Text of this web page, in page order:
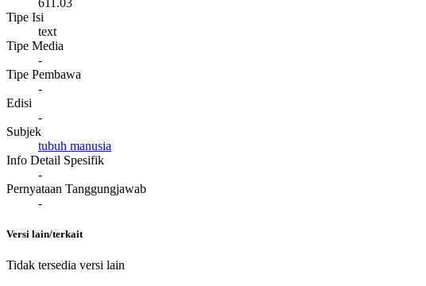
Tipe Isi
text
Tipe Media
-
Tipe Pembawa
-
Edisi
-
Subjek
tubuh manusia
Info Detail Spesifik
-
Pernyataan Tanggungjawab
-
Versi lain/terkait
Tidak tersedia versi lain